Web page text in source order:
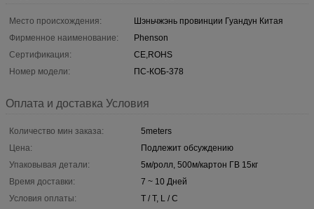
Место происхождения:
Шэньчжэнь провинции Гуандун Китая
Фирменное наименование:
Phenson
Сертификация:
CE,ROHS
Номер модели:
ПС-КОБ-378
Оплата и доставка Условия
Количество мин заказа:
5meters
Цена:
Подлежит обсуждению
Упаковывая детали:
5м/ролл, 500м/картон ГВ 15кг
Время доставки:
7 ~ 10 Дней
Условия оплаты:
T / T, L / C